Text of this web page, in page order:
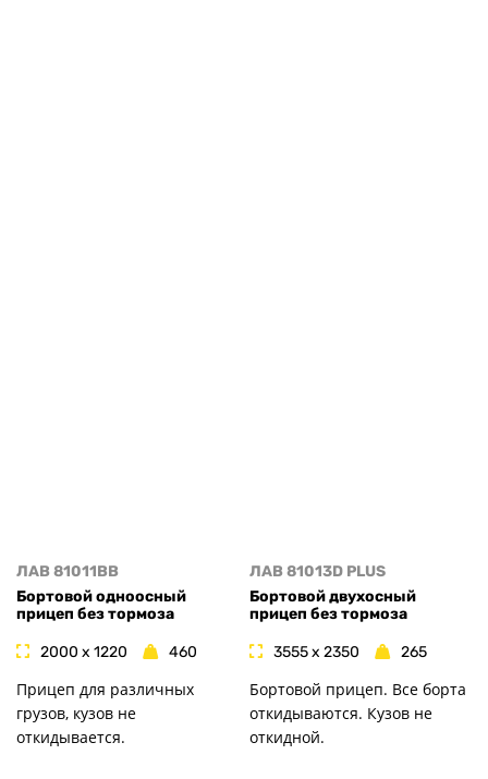
ЛАВ 81011BB
Бортовой одноосный
прицеп без тормоза
2000 x 1220 460
Прицеп для различных
грузов, кузов не
откидывается.
ЛАВ 81013D PLUS
Бортовой двухосный
прицеп без тормоза
3555 x 2350 265
Бортовой прицеп. Все борта
откидываются. Кузов не
откидной.